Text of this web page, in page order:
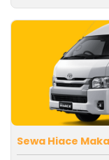
Sewa Hiace